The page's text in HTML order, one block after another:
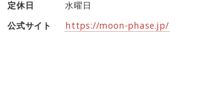
定休日
水曜日
公式サイト
https://moon-phase.jp/